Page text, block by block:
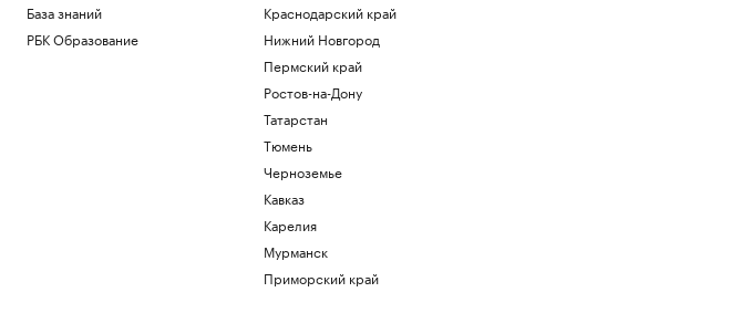
База знаний
РБК Образование
Краснодарский край
Нижний Новгород
Пермский край
Ростов-на-Дону
Татарстан
Тюмень
Черноземье
Кавказ
Карелия
Мурманск
Приморский край